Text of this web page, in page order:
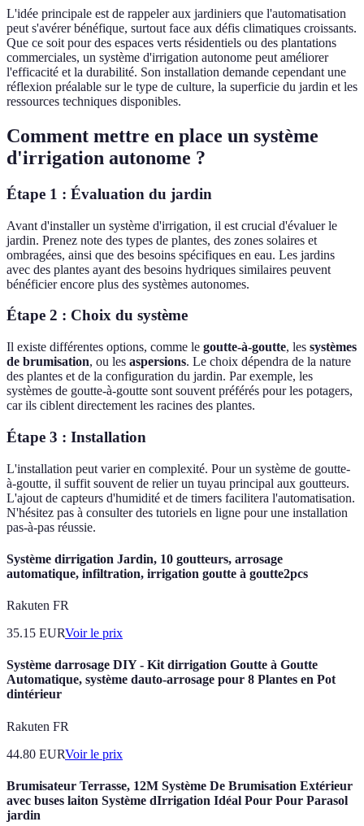
L'idée principale est de rappeler aux jardiniers que l'automatisation
peut s'avérer bénéfique, surtout face aux défis climatiques croissants.
Que ce soit pour des espaces verts résidentiels ou des plantations
commerciales, un système d'irrigation autonome peut améliorer
l'efficacité et la durabilité. Son installation demande cependant une
réflexion préalable sur le type de culture, la superficie du jardin et les
ressources techniques disponibles.
Comment mettre en place un système
d'irrigation autonome ?
Étape 1 : Évaluation du jardin
Avant d'installer un système d'irrigation, il est crucial d'évaluer le
jardin. Prenez note des types de plantes, des zones solaires et
ombragées, ainsi que des besoins spécifiques en eau. Les jardins
avec des plantes ayant des besoins hydriques similaires peuvent
bénéficier encore plus des systèmes autonomes.
Étape 2 : Choix du système
Il existe différentes options, comme le goutte-à-goutte, les systèmes
de brumisation, ou les aspersions. Le choix dépendra de la nature
des plantes et de la configuration du jardin. Par exemple, les
systèmes de goutte-à-goutte sont souvent préférés pour les potagers,
car ils ciblent directement les racines des plantes.
Étape 3 : Installation
L'installation peut varier en complexité. Pour un système de goutte-
à-goutte, il suffit souvent de relier un tuyau principal aux goutteurs.
L'ajout de capteurs d'humidité et de timers facilitera l'automatisation.
N'hésitez pas à consulter des tutoriels en ligne pour une installation
pas-à-pas réussie.
Système dirrigation Jardin, 10 goutteurs, arrosage
automatique, infiltration, irrigation goutte à goutte2pcs
Rakuten FR
35.15 EURVoir le prix
Système darrosage DIY - Kit dirrigation Goutte à Goutte
Automatique, système dauto-arrosage pour 8 Plantes en Pot
dintérieur
Rakuten FR
44.80 EURVoir le prix
Brumisateur Terrasse, 12M Système De Brumisation Extérieur
avec buses laiton Système dIrrigation Idéal Pour Pour Parasol
jardin